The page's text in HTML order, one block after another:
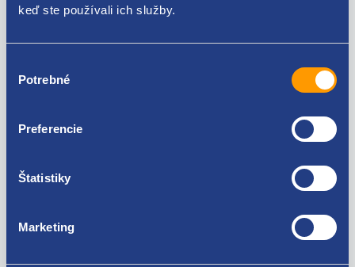
keď ste používali ich služby.
súhlasu
Potrebné
Preferencie
Štatistiky
Marketing
Škoda Octavia I 1996-2010 1.6
Škoda Octavia I 1996-2010 1.9 SDI
Škoda Octavia I 1996-2010 1.9 TDI
Seat Toledo II 1998 - 2006 1.8 20V
Seat Toledo II 1998 - 2006 2.3 V5